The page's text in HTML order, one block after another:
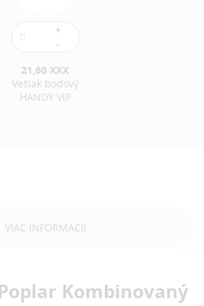
21,60 XXX
Vešiak bodový
HANDY VIP
VIAC INFORMÁCIÍ
Kombinovaný